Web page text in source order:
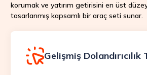
korumak ve yatırım getirisini en üst
tasarlanmış kapsamlı bir araç seti sunar.
Gelişmiş Dolandırıcılık